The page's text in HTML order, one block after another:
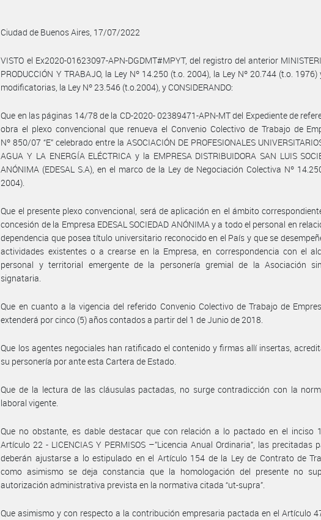
Ciudad de Buenos Aires, 17/07/2022
VISTO el Ex2020-01623097-APN-DGDMT#MPYT, del registro del anterior
PRODUCCIÓN Y TRABAJO, la Ley Nº 14.250 (t.o. 2004), la Ley Nº 20.744 (t.o. 1976)
modificatorias, la Ley Nº 23.546 (t.o.2004), y CONSIDERANDO:
Que en las páginas 14/78 de la CD-2020- 02389471-APN-MT del Expediente de
obra el plexo convencional que renueva el Convenio Colectivo de Trabajo de
Nº 850/07 “E” celebrado entre la ASOCIACIÓN DE PROFESIONALES
AGUA Y LA ENERGÍA ELÉCTRICA y la EMPRESA DISTRIBUIDORA SAN LUIS
ANÓNIMA (EDESAL S.A), en el marco de la Ley de Negociación Colectiva Nº
2004).
Que el presente plexo convencional, será de aplicación en el ámbito
concesión de la Empresa EDESAL SOCIEDAD ANÓNIMA y a todo el personal en
dependencia que posea título universitario reconocido en el País y que se
actividades existentes o a crearse en la Empresa, en correspondencia con el
personal y territorial emergente de la personería gremial de la Asociación
signataria.
Que en cuanto a la vigencia del referido Convenio Colectivo de Trabajo de
extenderá por cinco (5) años contados a partir del 1 de Junio de 2018.
Que los agentes negociales han ratificado el contenido y firmas allí insertas,
su personería por ante esta Cartera de Estado.
Que de la lectura de las cláusulas pactadas, no surge contradicción con la
laboral vigente.
Que no obstante, es dable destacar que con relación a lo pactado en el inciso
Artículo 22 - LICENCIAS Y PERMISOS –”Licencia Anual Ordinaria”, las precitadas
deberán ajustarse a lo estipulado en el Artículo 154 de la Ley de Contrato de
como asimismo se deja constancia que la homologación del presente no
autorización administrativa prevista en la normativa citada “ut-supra”.
Que asimismo y con respecto a la contribución empresaria pactada en el Artículo